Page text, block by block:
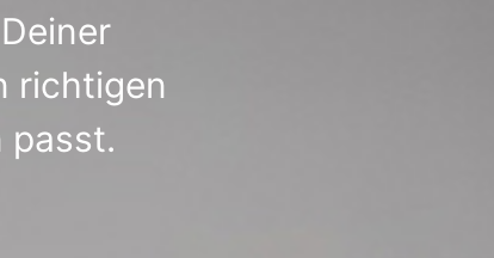
richtigen
passt.